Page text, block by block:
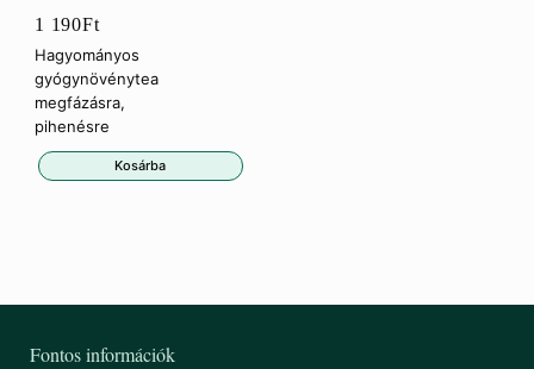
1 190Ft
Hagyományos
gyógynövénytea
megfázásra,
pihenésre
Kosárba
Fontos információk